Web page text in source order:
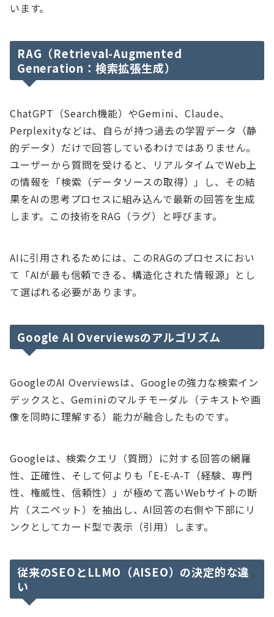
います。
RAG（Retrieval-Augmented
Generation：検索拡張生成）
ChatGPT（Search機能）やGemini、Claude、
Perplexityなどは、自らが持つ過去の学習データ（静
的データ）だけで回答しているわけではありません。
ユーザーから質問を受けると、リアルタイムでWeb上
の情報を「検索（データソースの取得）」し、その結
果をAIの思考プロセスに組み込んで最新の回答を生成
します。この技術をRAG（ラグ）と呼びます。
AIに引用されるためには、このRAGのプロセスにおい
て「AIが最も信頼できる、構造化された情報源」とし
て選ばれる必要があります。
Google AI Overviewsのアルゴリズム
GoogleのAI Overviewsは、Googleの強力な検索イン
デックスと、Geminiのマルチモーダル（テキストや画
像を同時に理解する）能力が融合したものです。
Googleは、検索クエリ（質問）に対する回答の網羅
性、正確性、そして何よりも「E-E-A-T（経験、専門
性、権威性、信頼性）」が極めて高いWebサイトの断
片（スニペット）を抽出し、AI回答の右側や下部にリ
ンクとしてカード型で表示（引用）します。
従来のSEOとLLMO（AISEO）の決定的な違
い